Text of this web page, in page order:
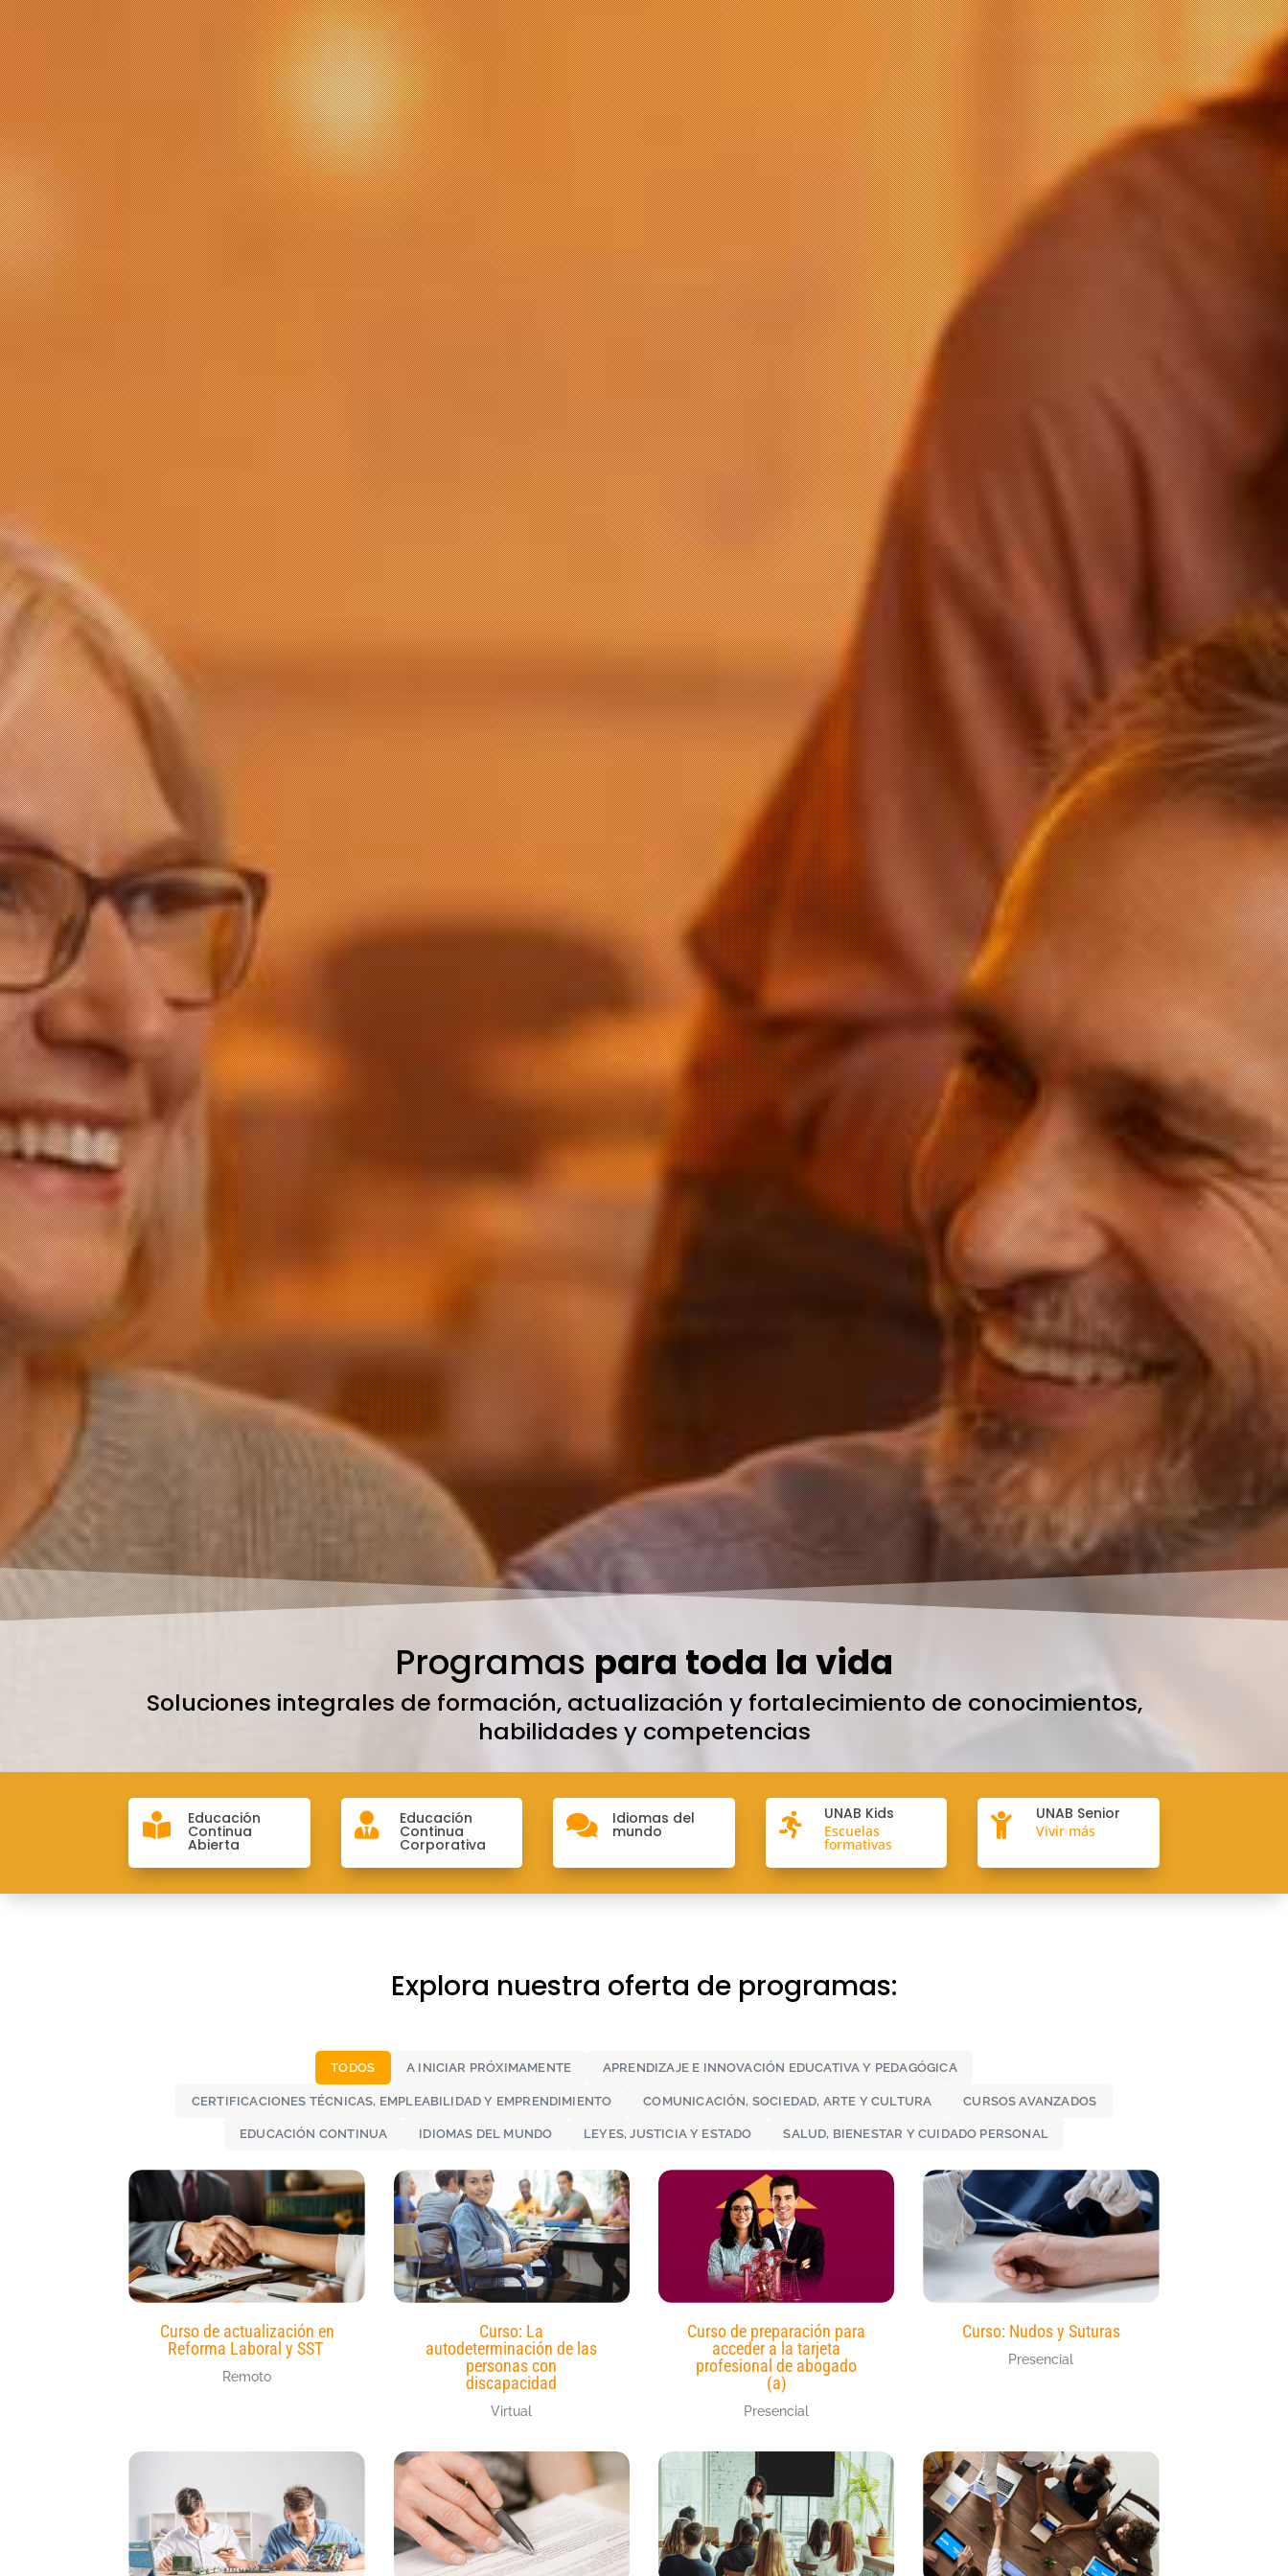
Programas para toda la vida
Soluciones integrales de formación, actualización y fortalecimiento de conocimientos,
habilidades y competencias
 Educación
Continua
Abierta
 Educación
Continua
Corporativa
 Idiomas del
mundo  UNAB Kids
Escuelas
formativas
 UNAB Senior
Vivir más
Explora nuestra oferta de programas:
TODOS A INICIAR PRÓXIMAMENTE APRENDIZAJE E INNOVACIÓN EDUCATIVA Y PEDAGÓGICA
CERTIFICACIONES TÉCNICAS, EMPLEABILIDAD Y EMPRENDIMIENTO COMUNICACIÓN, SOCIEDAD, ARTE Y CULTURA CURSOS AVANZADOS
EDUCACIÓN CONTINUA IDIOMAS DEL MUNDO LEYES, JUSTICIA Y ESTADO SALUD, BIENESTAR Y CUIDADO PERSONAL
Curso de actualización en
Reforma Laboral y SST
Remoto
Curso: La
autodeterminación de las
personas con
discapacidad
Virtual
Curso de preparación para
acceder a la tarjeta
profesional de abogado
(a)
Presencial
Curso: Nudos y Suturas
Presencial